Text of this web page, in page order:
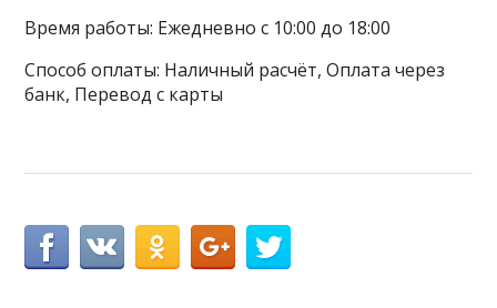
Время работы: Ежедневно с 10:00 до 18:00
Способ оплаты: Наличный расчёт, Оплата через
банк, Перевод с карты